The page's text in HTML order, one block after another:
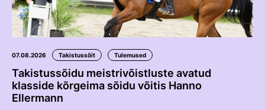
07.08.2026 Takistussõit Tulemused
Takistussõidu meistrivõistluste avatud
klasside kõrgeima sõidu võitis Hanno
Ellermann